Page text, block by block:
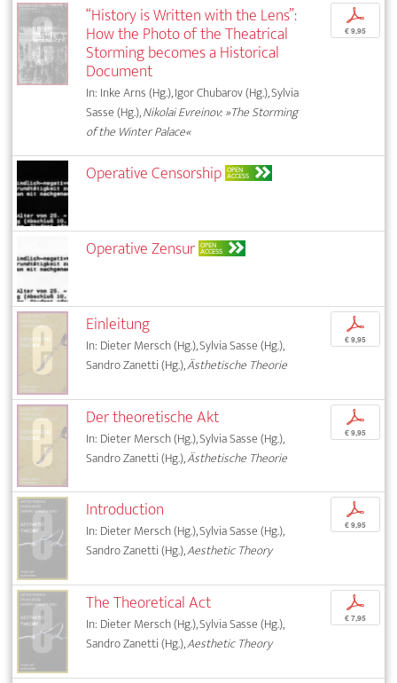
“History is Written with the Lens”:
How the Photo of the Theatrical
Storming becomes a Historical
Document
In: Inke Arns (Hg.), Igor Chubarov (Hg.), Sylvia
Sasse (Hg.),Nikolai Evreinov: »The Storming
of the Winter Palace«
p
€ 9,95
Operative Censorship OPEN
ACCESS
Operative Zensur OPEN
ACCESS
Einleitung
In: Dieter Mersch (Hg.), Sylvia Sasse (Hg.),
Sandro Zanetti (Hg.),Ästhetische Theorie
p
€ 9,95
Der theoretische Akt
In: Dieter Mersch (Hg.), Sylvia Sasse (Hg.),
Sandro Zanetti (Hg.),Ästhetische Theorie
p
€ 9,95
Introduction
In: Dieter Mersch (Hg.), Sylvia Sasse (Hg.),
Sandro Zanetti (Hg.),Aesthetic Theory
p
€ 9,95
The Theoretical Act
In: Dieter Mersch (Hg.), Sylvia Sasse (Hg.),
Sandro Zanetti (Hg.),Aesthetic Theory
p
€ 7,95